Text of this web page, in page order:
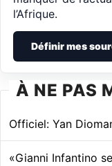
l’Afrique.
Définir mes
À NE PAS
Officiel: Yan
«Gianni Infantino